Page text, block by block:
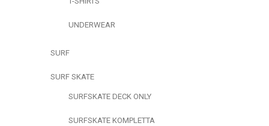
UNDERWEAR
SURF
SURF SKATE
SURFSKATE DECK ONLY
SURFSKATE KOMPLETTA